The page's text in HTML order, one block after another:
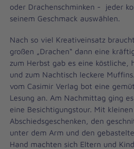
oder Drachenschminken - jeder
seinem Geschmack auswählen.
Nach so viel Kreativeinsatz
großen „Drachen“ dann eine
zum Herbst gab es eine köstliche,
und zum Nachtisch leckere
vom Casimir Verlag bot eine
Lesung an. Am Nachmittag ging
eine Besichtigungstour. Mit kleinen
Abschiedsgeschenken, den
unter dem Arm und den
Hand machten sich Eltern und